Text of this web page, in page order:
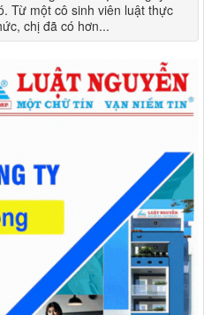
Từ một cô sinh viên luật thực
chị đã có hơn...